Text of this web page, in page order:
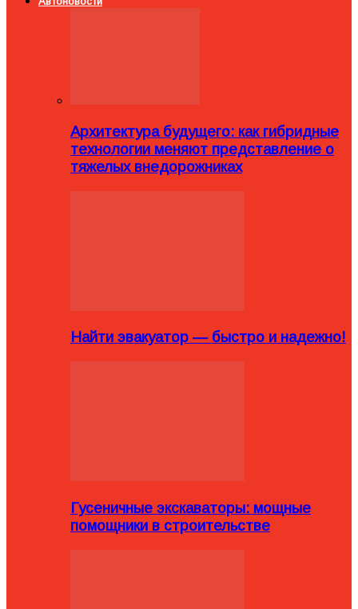
Архитектура будущего: как гибридные
технологии меняют представление о
тяжелых внедорожниках
Найти эвакуатор — быстро и надежно!
Гусеничные экскаваторы: мощные
помощники в строительстве